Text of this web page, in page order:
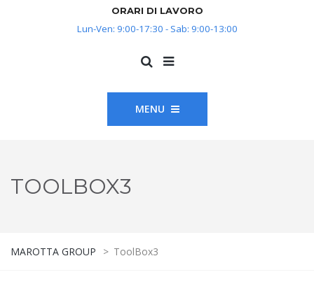
ORARI DI LAVORO
Lun-Ven: 9:00-17:30 - Sab: 9:00-13:00
MENU
TOOLBOX3
MAROTTA GROUP > ToolBox3